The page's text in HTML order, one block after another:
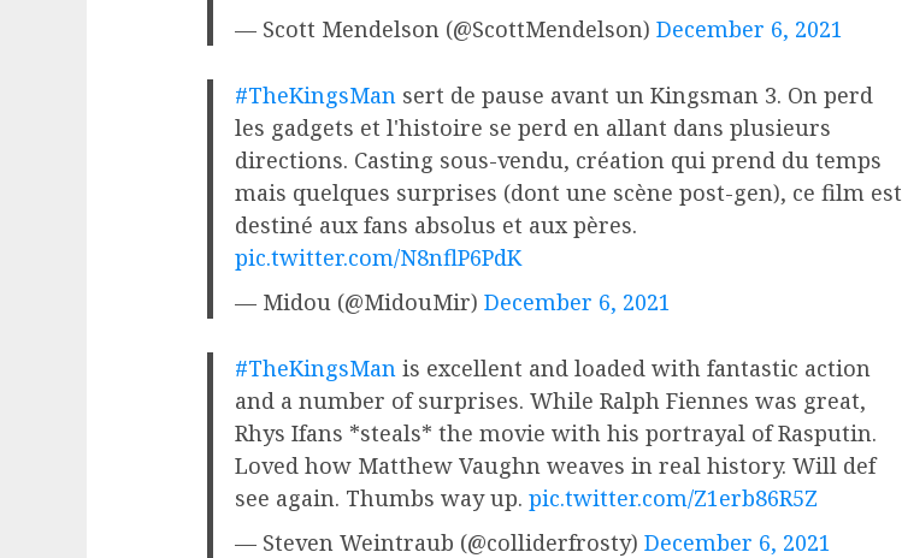
— Scott Mendelson (@ScottMendelson) December 6, 2021
#TheKingsMansert de pause avant un Kingsman 3. On perd
les gadgets et l'histoire se perd en allant dans plusieurs
directions. Casting sous-vendu, création qui prend du temps
mais quelques surprises (dont une scène post-gen), ce film est
destiné aux fans absolus et aux pères.
pic.twitter.com/N8nflP6PdK
— Midou (@MidouMir) December 6, 2021
#TheKingsManis excellent and loaded with fantastic action
and a number of surprises. While Ralph Fiennes was great,
Rhys Ifans *steals* the movie with his portrayal of Rasputin.
Loved how Matthew Vaughn weaves in real history. Will def
see again. Thumbs way up. pic.twitter.com/Z1erb86R5Z
— Steven Weintraub (@colliderfrosty) December 6, 2021